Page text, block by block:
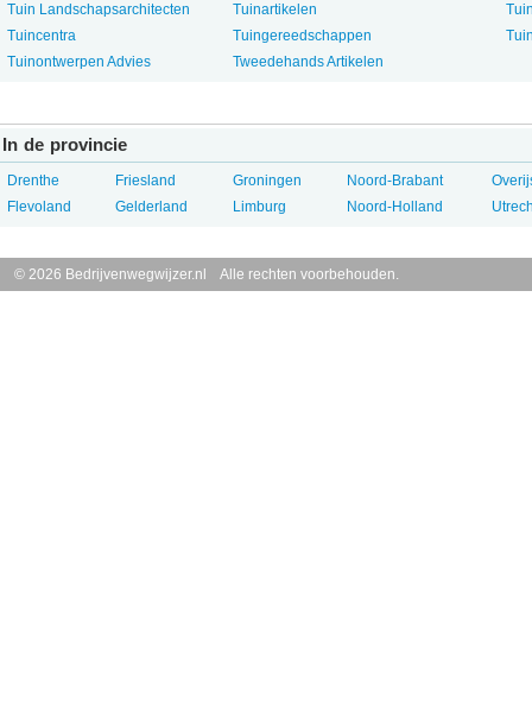
Tuin Landschapsarchitecten
Tuincentra
Tuinontwerpen Advies
Tuinartikelen
Tuingereedschappen
Tweedehands Artikelen
In de provincie
Drenthe
Flevoland
Friesland
Gelderland
Groningen
Limburg
Noord-Brabant
Noord-Holland
© 2026 Bedrijvenwegwijzer.nl Alle rechten voorbehouden.